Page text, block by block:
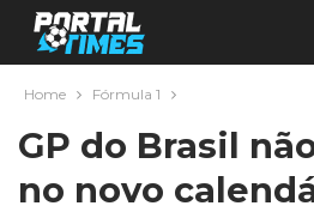
Home Fórmula 1
GP do Brasil
no novo